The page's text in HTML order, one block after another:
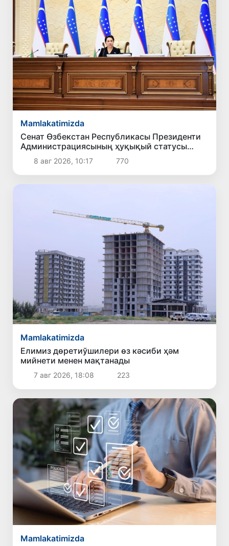
Mamlakatimizda
Сенат Өзбекстан Республикасы Президенти
Администрациясының ҳуқықый статусы
ҳаққындағы Конституциялық нызамды
мақуллады
8 авг 2026, 10:17 770
Mamlakatimizda
Елимиз дөретиўшилери өз кәсиби ҳәм
мийнети менен мақтанады
7 авг 2026, 18:08 223
Mamlakatimizda